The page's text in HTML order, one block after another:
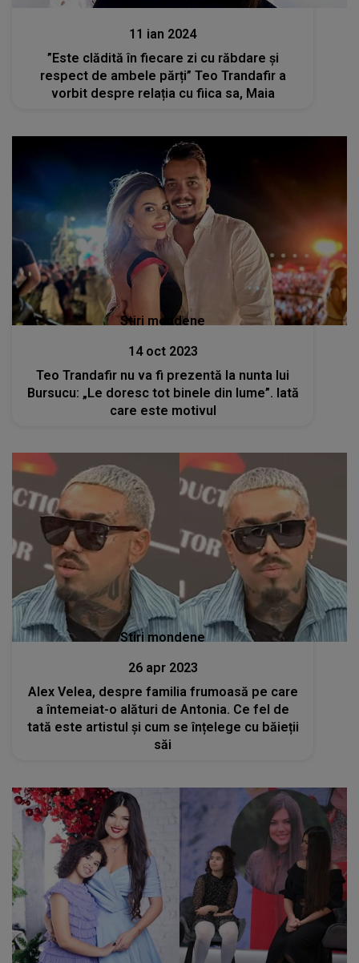
11 ian 2024
”Este clădită în fiecare zi cu răbdare și
respect de ambele părți” Teo Trandafir a
vorbit despre relația cu fiica sa, Maia
Stiri mondene
14 oct 2023
Teo Trandafir nu va fi prezentă la nunta lui
Bursucu: „Le doresc tot binele din lume”. Iată
care este motivul
Stiri mondene
26 apr 2023
Alex Velea, despre familia frumoasă pe care
a întemeiat-o alături de Antonia. Ce fel de
tată este artistul și cum se înțelege cu băieții
săi